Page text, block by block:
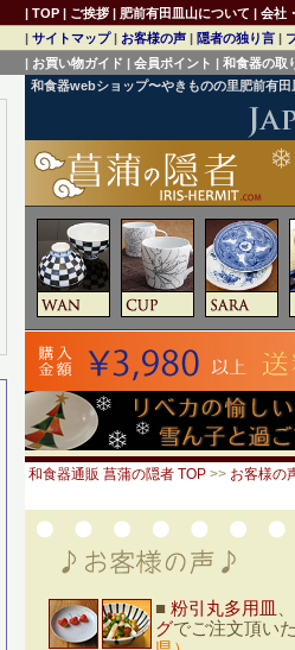
和食器webショップ〜やきものの里肥前有
和食器通販 菖蒲の隠者 TOP >> お客様の
■ 粉引丸多用皿
グでご注文頂い
| TOP | ご挨拶 | 肥前有田皿山について | 会社
| サイトマップ| お客様の声 | 隠者の独り言 |
| お買い物ガイド | 会員ポイント | 和食器の取